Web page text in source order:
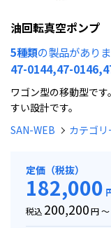
油回転真空ポンプ
5種類の製品があり
47-0144,47-
ワゴン型の移動型で
すい設計です。
SAN-WEB
カテゴ
定価（税抜）
182,000
税込 200,200円 ～